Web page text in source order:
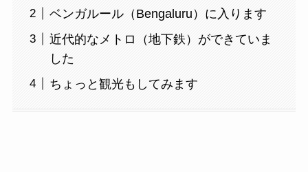
ベンガルール（Bengaluru）に入ります
近代的なメトロ（地下鉄）ができていま
した
ちょっと観光もしてみます